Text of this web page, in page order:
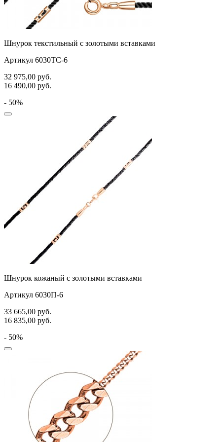
Шнурок текстильный с золотыми вставками
Артикул 6030ТС-6
32 975,00 руб.
16 490,00 руб.
- 50%
Шнурок кожаный с золотыми вставками
Артикул 6030П-6
33 665,00 руб.
16 835,00 руб.
- 50%